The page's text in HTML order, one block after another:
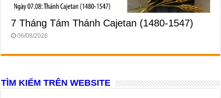
7 Tháng Tám Thánh Cajetan (1480-1547)
06/08/2026
TÌM KIẾM TRÊN WEBSITE